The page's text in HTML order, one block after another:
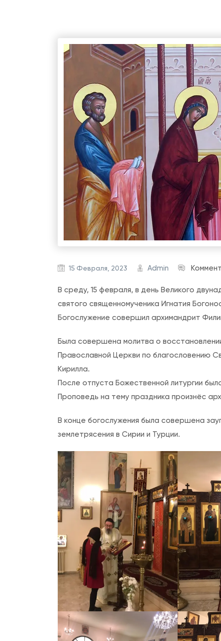
15 Февраля, 2023 Admin
В среду, 15 февраля, в день Великого
святого священномученика Игнатия
Богослужение совершил архимандрит
Была совершена молитва о
Православной Церкви по благословению
Кирилла.
После отпуста Божественной литургии
Проповедь на тему праздника произнёс
В конце богослужения была совершена
землетрясения в Сирии и Турции.